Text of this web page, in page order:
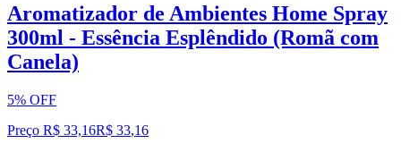
Aromatizador de Ambientes Home Spray
300ml - Essência Esplêndido (Romã com
Canela)
5% OFF
Preço R$ 33,16R$ 33,16